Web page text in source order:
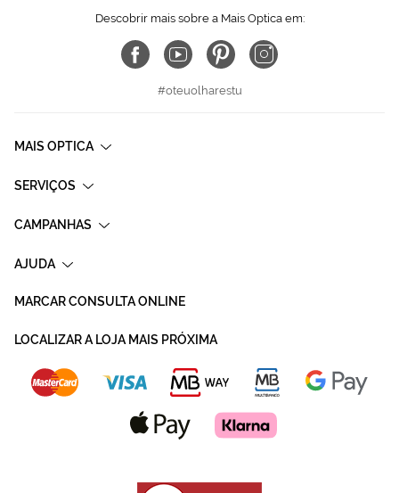
Descobrir mais sobre a Mais Optica em:
#oteuolharestu
MAIS OPTICA
SERVIÇOS
CAMPANHAS
AJUDA
MARCAR CONSULTA ONLINE
LOCALIZAR A LOJA MAIS PRÓXIMA